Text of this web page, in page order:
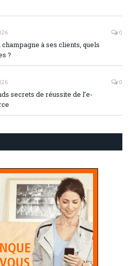
0
à ses clients, quels
?
0
secrets de réussite de l’e-